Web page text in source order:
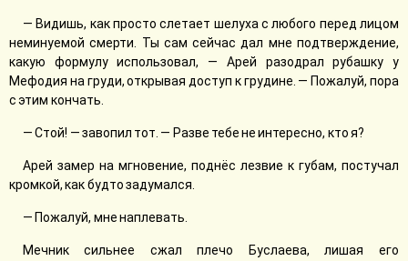
— Видишь, как просто слетает шелуха с любого перед лицом
неминуемой смерти. Ты сам сейчас дал мне подтверждение,
какую формулу использовал, — Арей разодрал рубашку у
Мефодия на груди, открывая доступ к грудине. — Пожалуй, пора
с этим кончать.
— Стой! — завопил тот. — Разве тебе не интересно, кто я?
Арей замер на мгновение, поднёс лезвие к губам, постучал
кромкой, как будто задумался.
— Пожалуй, мне наплевать.
Мечник сильнее сжал плечо Буслаева, лишая его